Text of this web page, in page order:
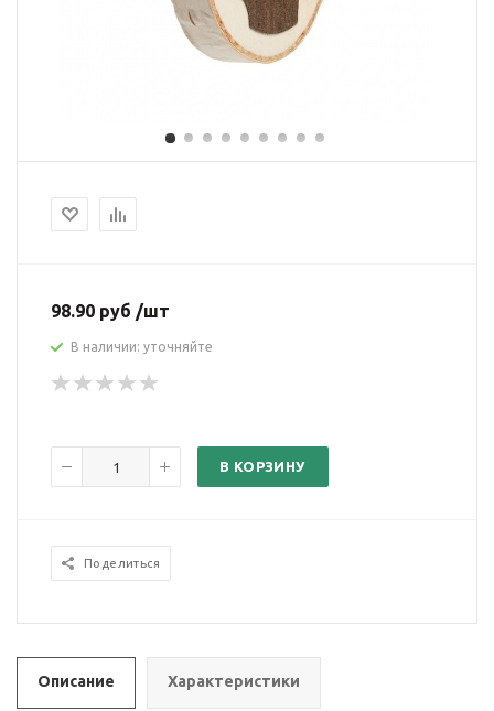
98.90 руб /шт
В наличии: уточняйте
В КОРЗИНУ
Поделиться
Описание Характеристики